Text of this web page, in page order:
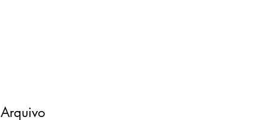
Arquivo